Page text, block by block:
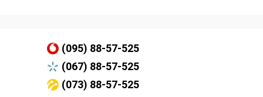
(095) 88-57-525
(067) 88-57-525
(073) 88-57-525